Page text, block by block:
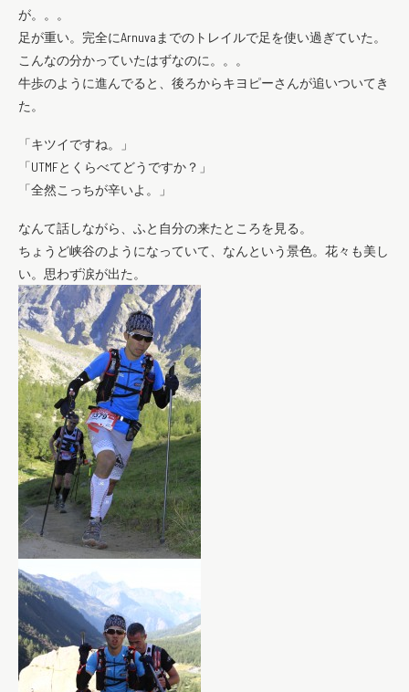
が。。。
足が重い。完全にArnuvaまでのトレイルで足を使い過ぎていた。
こんなの分かっていたはずなのに。。。
牛歩のように進んでると、後ろからキヨピーさんが追いついてき
た。
「キツイですね。」
「UTMFとくらべてどうですか？」
「全然こっちが辛いよ。」
なんて話しながら、ふと自分の来たところを見る。
ちょうど峡谷のようになっていて、なんという景色。花々も美し
い。思わず涙が出た。